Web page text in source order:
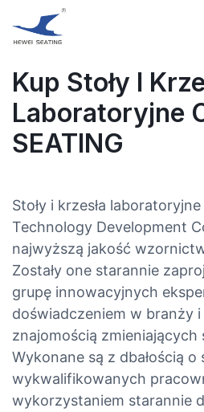
Kup Stoły I
Laboratoryjne
SEATING
Stoły i krzesła
Technology Development
najwyższą jakość
Zostały one starannie
grupę innowacyjnych
doświadczeniem w branży i
znajomością zmieniających
Wykonane są z dbałością o
wykwalifikowanych
wykorzystaniem starannie